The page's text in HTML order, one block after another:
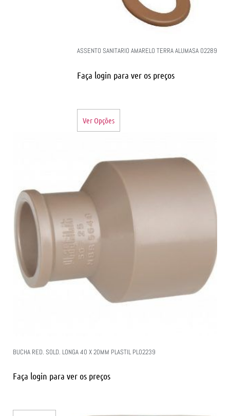
ASSENTO SANITARIO AMARELO TERRA ALUMASA 02289
Faça login para ver os preços
Ver Opções
BUCHA RED. SOLD. LONGA 40 X 20MM PLASTIL PL02239
Faça login para ver os preços